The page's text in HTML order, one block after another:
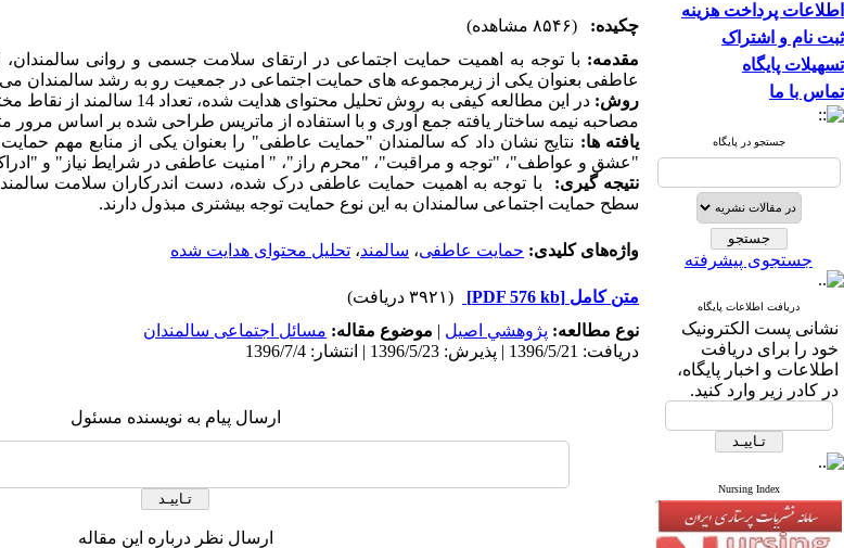
اطلاعات پرداخت هزینه
ثبت نام و اشتراک
تسهیلات پایگاه
تماس با ما
جستجو در پایگاه
جستجوی پیشرفته
دریافت اطلاعات پایگاه
نشانی پست الکترونیک
خود را برای دریافت
اطلاعات و اخبار پایگاه،
در کادر زیر وارد کنید.
Nursing Index
چکیده:
(۸۵۴۶ مشاهده)
مقدمه: با توجه به اهمیت حمایت اجتماعی در ارتقای سلامت جسمی و روانی
عاطفی بعنوان یکی از زیرمجموعه های حمایت اجتماعی در جمعیت رو به رشد سالمندان می
روش:
در این مطالعه کیفی به روش تحلیل
مصاحبه نیمه ساختار یافته جمع آوری و با استفاده از ماتریس طراحی شده بر اساس مرور
یافته ها: نتایج نشان داد که سالمندان "حمایت عاطفی" را بعنوان یکی از منابع مهم
"عشق و عواطف"، "توجه و مراقبت"، "محرم راز"، " امنیت عاطفی در شرایط نیاز" و
نتیجه گیری: با توجه به اهمیت حمایت عاطفی درک شده، دست اندرکاران سلامت
سطح حمایت اجتماعی سالمندان به این نوع حمایت توجه بیشتری مبذول دارند.
واژه‌های کلیدی: حمایت عاطفی، سالمند، تحلیل محتوای هدایت شده
متن کامل [PDF 576 kb]
(۳۹۲۱ دریافت)
نوع مطالعه: پژوهشي اصیل | موضوع مقاله: مسائل اجتماعی سالمندان
دریافت: 1396/5/21 | پذیرش: 1396/5/23 | انتشار: 1396/7/4
ارسال پیام به نویسنده مسئول
ارسال نظر درباره این مقاله